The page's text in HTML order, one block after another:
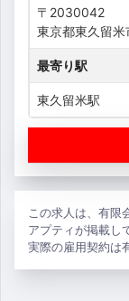
〒2030042
東京都東久留
最寄り駅
東久留米駅
この求人は、有限
アプティが掲載し
実際の雇用契約は